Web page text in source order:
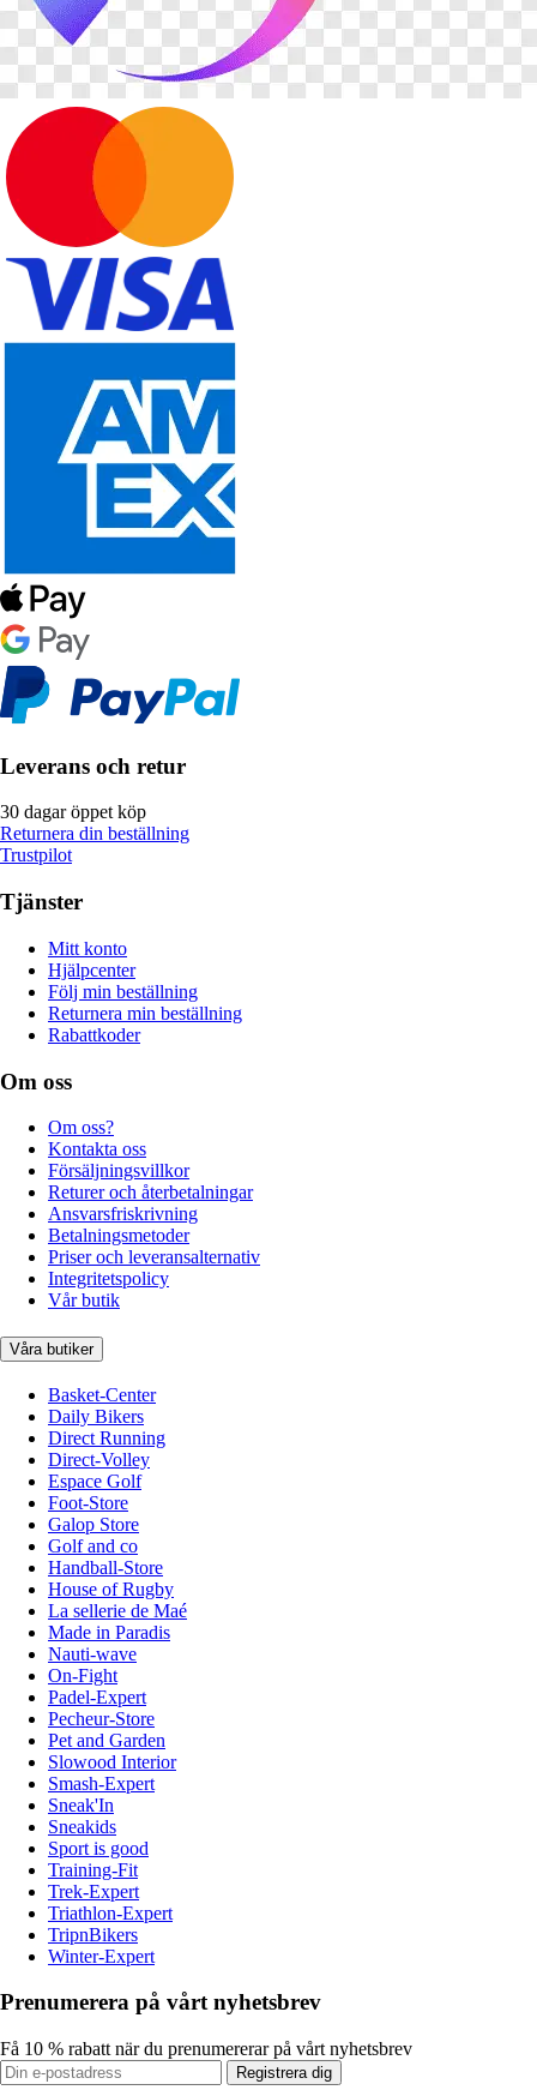
Leverans och retur
30 dagar öppet köp
Returnera din beställning
Trustpilot
Tjänster
Mitt konto
Hjälpcenter
Följ min beställning
Returnera min beställning
Rabattkoder
Om oss
Om oss?
Kontakta oss
Försäljningsvillkor
Returer och återbetalningar
Ansvarsfriskrivning
Betalningsmetoder
Priser och leveransalternativ
Integritetspolicy
Vår butik
Våra butiker
Basket-Center
Daily Bikers
Direct Running
Direct-Volley
Espace Golf
Foot-Store
Galop Store
Golf and co
Handball-Store
House of Rugby
La sellerie de Maé
Made in Paradis
Nauti-wave
On-Fight
Padel-Expert
Pecheur-Store
Pet and Garden
Slowood Interior
Smash-Expert
Sneak'In
Sneakids
Sport is good
Training-Fit
Trek-Expert
Triathlon-Expert
TripnBikers
Winter-Expert
Prenumerera på vårt nyhetsbrev
Få 10 % rabatt när du prenumererar på vårt nyhetsbrev
Registrera dig